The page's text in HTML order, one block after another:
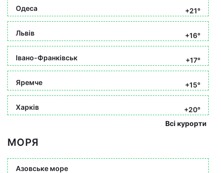
Одеса +21°
Львів +16°
Івано-Франківськ +17°
Яремче +15°
Харків
+20°
Всі курорти
МОРЯ
Азовське море